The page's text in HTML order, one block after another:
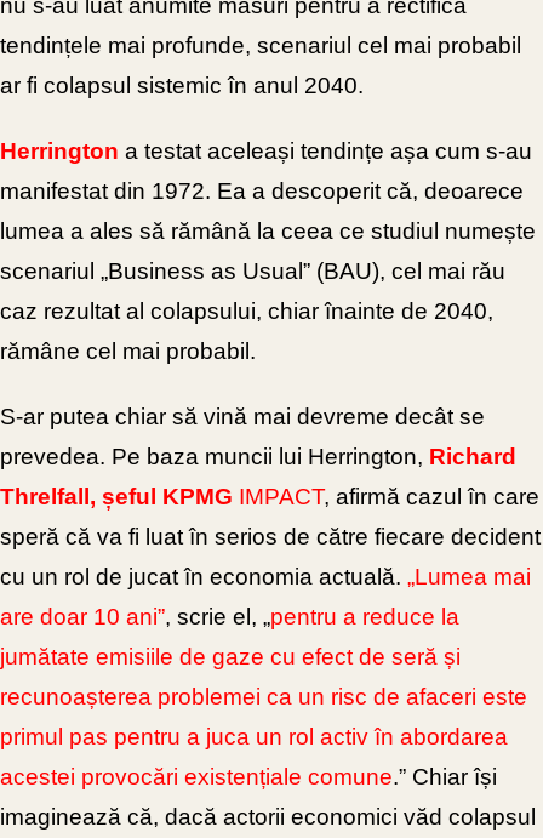
nu s-au luat anumite măsuri pentru a rectifica
tendințele mai profunde, scenariul cel mai probabil
ar fi colapsul sistemic în anul 2040.
Herrington a testat aceleași tendințe așa cum s-au
manifestat din 1972. Ea a descoperit că, deoarece
lumea a ales să rămână la ceea ce studiul numește
scenariul „Business as Usual” (BAU), cel mai rău
caz rezultat al colapsului, chiar înainte de 2040,
rămâne cel mai probabil.
S-ar putea chiar să vină mai devreme decât se
prevedea. Pe baza muncii lui Herrington, Richard
Threlfall, șeful KPMG IMPACT, afirmă cazul în care
speră că va fi luat în serios de către fiecare decident
cu un rol de jucat în economia actuală. „Lumea mai
are doar 10 ani”, scrie el, „pentru a reduce la
jumătate emisiile de gaze cu efect de seră și
recunoașterea problemei ca un risc de afaceri este
primul pas pentru a juca un rol activ în abordarea
acestei provocări existențiale comune.” Chiar își
imaginează că, dacă actorii economici văd colapsul